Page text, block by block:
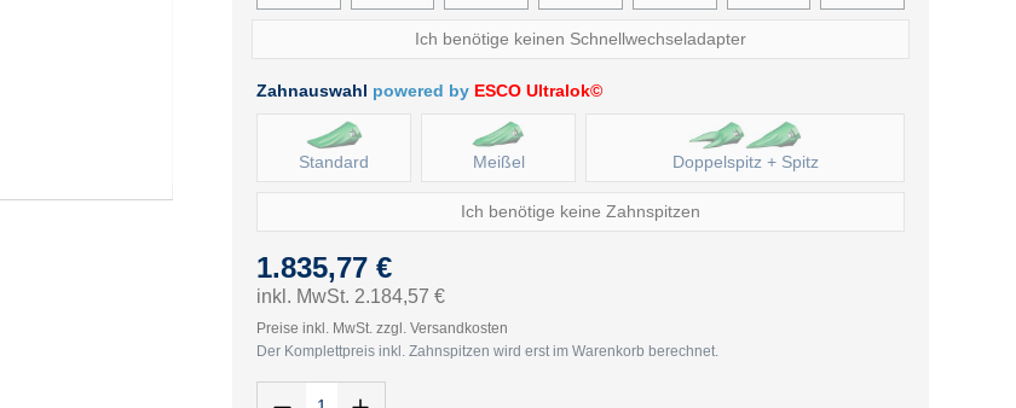
Ich benötige keinen Schnellwechseladapter
Zahnauswahl powered by ESCO Ultralok©
Standard Meißel Doppelspitz + Spitz
Ich benötige keine Zahnspitzen
1.835,77 €
inkl. MwSt. 2.184,57 €
Preise inkl. MwSt. zzgl. Versandkosten
Der Komplettpreis inkl. Zahnspitzen wird erst im Warenkorb berechnet.